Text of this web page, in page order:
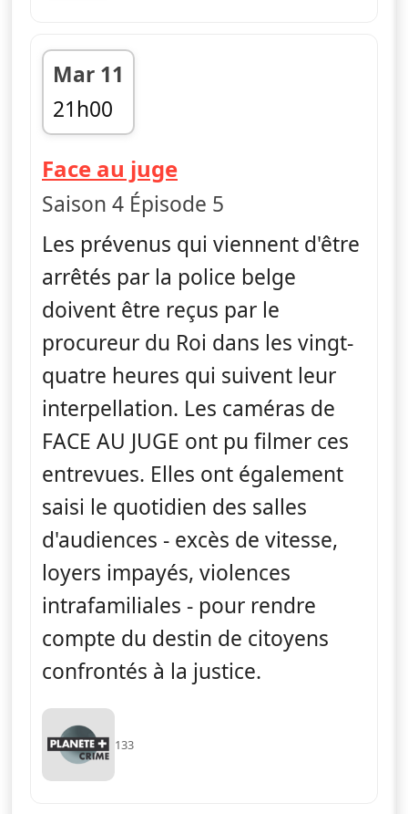
Mar 11
21h00
fin 21h14
Face au juge— Face au juge
Saison 4 Épisode 5
Les prévenus qui viennent d'être
arrêtés par la police belge
doivent être reçus par le
procureur du Roi dans les vingt-
quatre heures qui suivent leur
interpellation. Les caméras de
FACE AU JUGE ont pu filmer ces
entrevues. Elles ont également
saisi le quotidien des salles
d'audiences - excès de vitesse,
loyers impayés, violences
intrafamiliales - pour rendre
compte du destin de citoyens
confrontés à la justice.
133